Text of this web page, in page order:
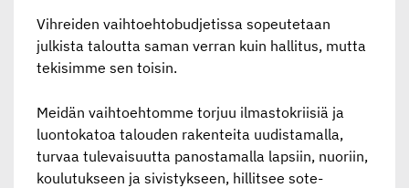
Vihreiden vaihtoehtobudjetissa sopeutetaan
julkista taloutta saman verran kuin hallitus, mutta
tekisimme sen toisin.
Meidän vaihtoehtomme torjuu ilmastokriisiä ja
luontokatoa talouden rakenteita uudistamalla,
turvaa tulevaisuutta panostamalla lapsiin, nuoriin,
koulutukseen ja sivistykseen, hillitsee sote-